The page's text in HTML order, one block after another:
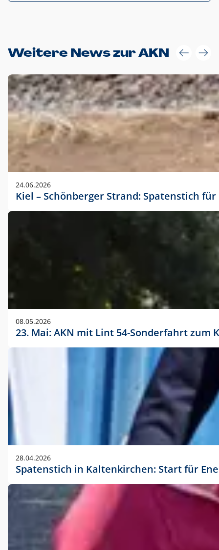
Weitere News zur AKN
24.06.2026
Kiel – Schönberger Strand: Spatenstich
08.05.2026
23. Mai: AKN mit Lint 54-Sonderfahrt
28.04.2026
Spatenstich in Kaltenkirchen: Start für